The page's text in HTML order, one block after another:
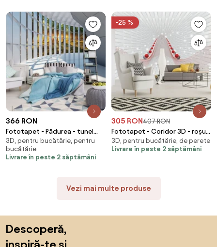
366 RON
Fototapet - Pădurea - tunel
(254x184 cm)
3D, pentru bucătărie, pentru
bucătărie
Livrare în peste 2 săptămâni
-25 %
305 RON407 RON
Fototapet - Coridor 3D - roșu
(254x184 cm)
3D, pentru bucătărie, de perete
Livrare în peste 2 săptămâni
Vezi mai multe produse
Descoperă,